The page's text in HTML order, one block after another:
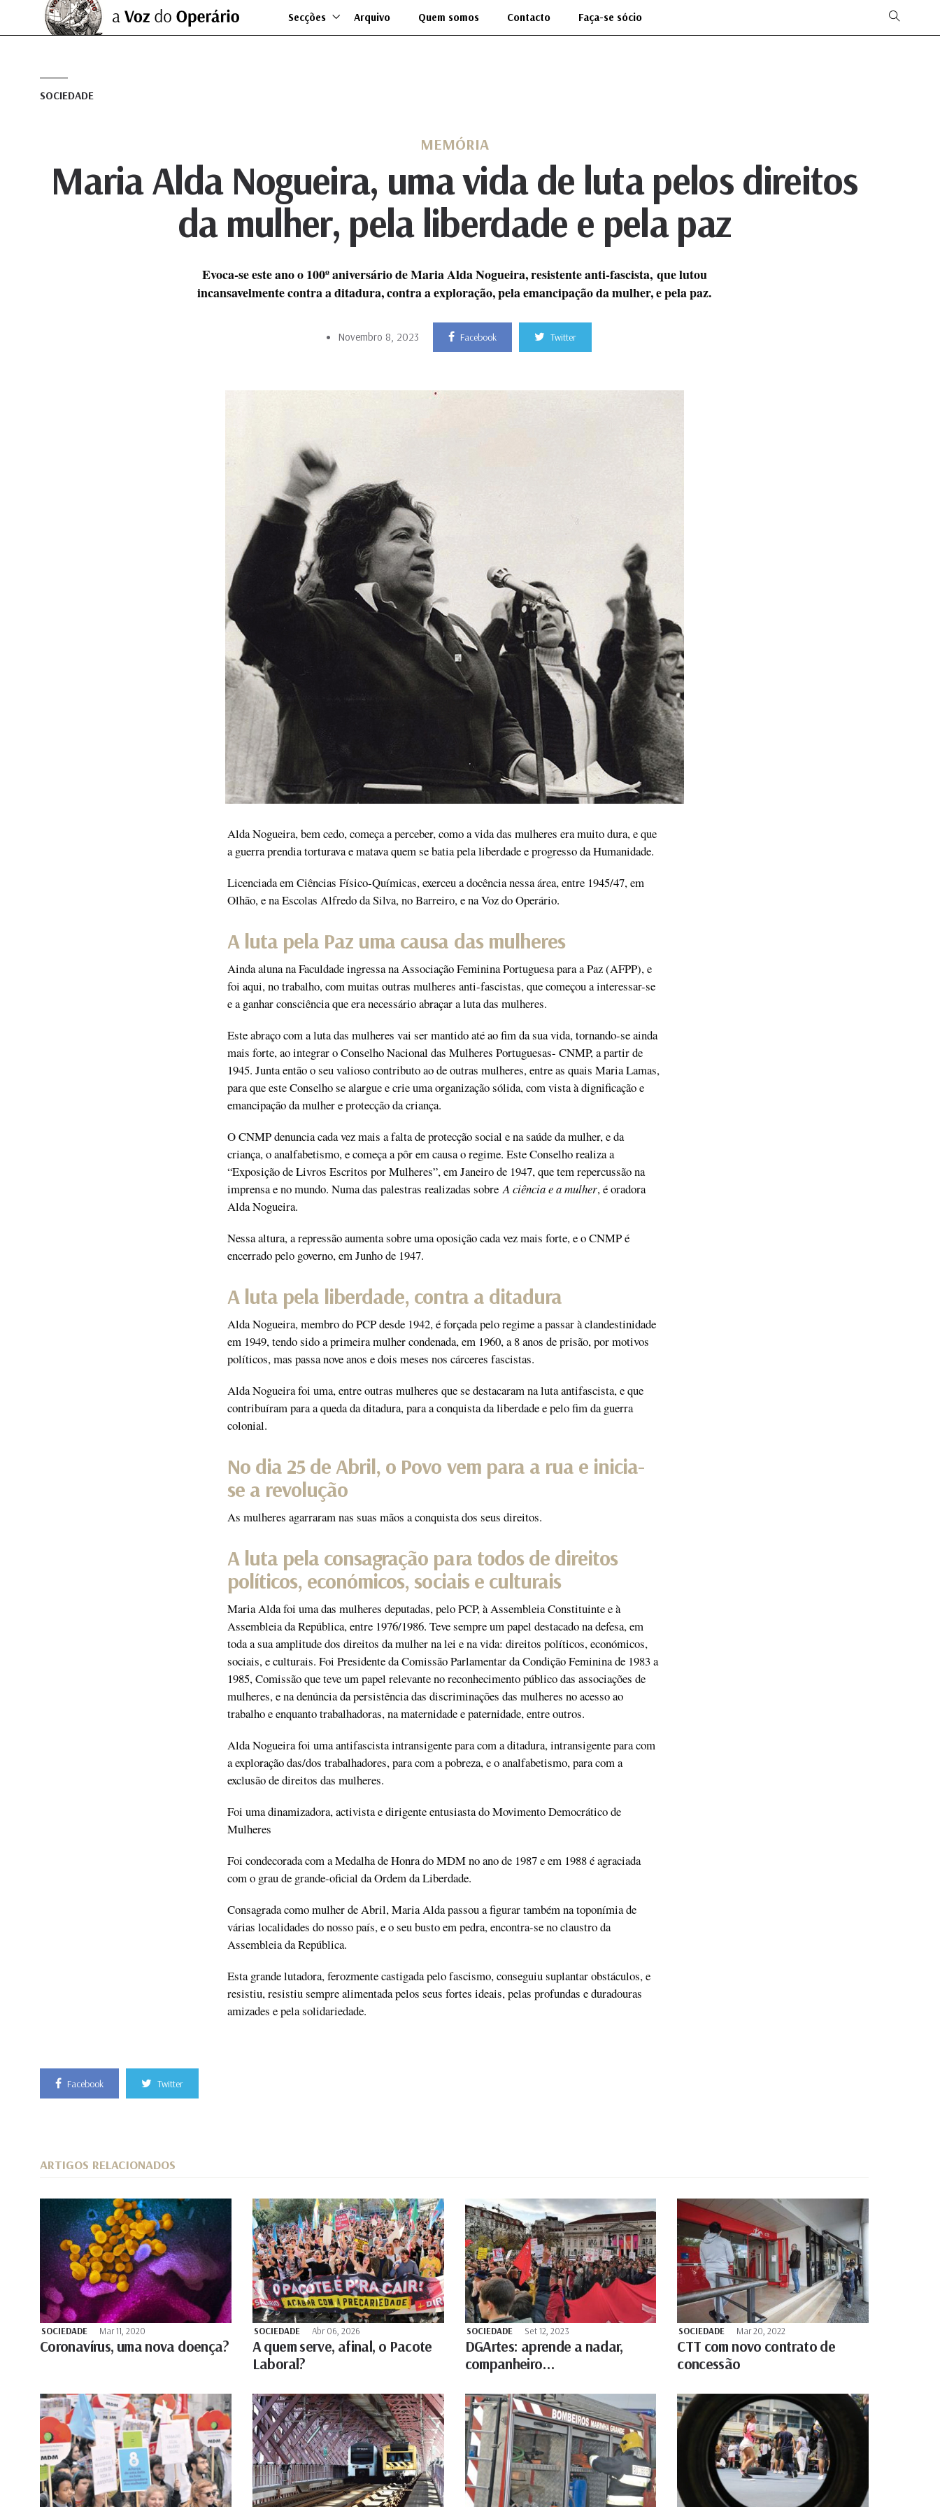
Secções Arquivo Quem somos Contacto Faça-se sócio
SOCIEDADE
MEMÓRIA
Maria Alda Nogueira, uma vida de luta pelos direitos
da mulher, pela liberdade e pela paz
Evoca-se este ano o 100º aniversário de Maria Alda Nogueira, resistente anti-fascista, que lutou
incansavelmente contra a ditadura, contra a exploração, pela emancipação da mulher, e pela paz.
Novembro 8, 2023 Facebook Twitter
Alda Nogueira, bem cedo, começa a perceber, como a vida das mulheres era muito dura, e que
a guerra prendia torturava e matava quem se batia pela liberdade e progresso da Humanidade.
Licenciada em Ciências Físico-Químicas, exerceu a docência nessa área, entre 1945/47, em
Olhão, e na Escolas Alfredo da Silva, no Barreiro, e na Voz do Operário.
A luta pela Paz uma causa das mulheres
Ainda aluna na Faculdade ingressa na Associação Feminina Portuguesa para a Paz (AFPP), e
foi aqui, no trabalho, com muitas outras mulheres anti-fascistas, que começou a interessar-se
e a ganhar consciência que era necessário abraçar a luta das mulheres.
Este abraço com a luta das mulheres vai ser mantido até ao fim da sua vida, tornando-se ainda
mais forte, ao integrar o Conselho Nacional das Mulheres Portuguesas- CNMP, a partir de
1945. Junta então o seu valioso contributo ao de outras mulheres, entre as quais Maria Lamas,
para que este Conselho se alargue e crie uma organização sólida, com vista à dignificação e
emancipação da mulher e protecção da criança.
O CNMP denuncia cada vez mais a falta de protecção social e na saúde da mulher, e da
criança, o analfabetismo, e começa a pôr em causa o regime. Este Conselho realiza a
“Exposição de Livros Escritos por Mulheres”, em Janeiro de 1947, que tem repercussão na
imprensa e no mundo. Numa das palestras realizadas sobreA ciência e a mulher, é oradora
Alda Nogueira.
Nessa altura, a repressão aumenta sobre uma oposição cada vez mais forte, e o CNMP é
encerrado pelo governo, em Junho de 1947.
A luta pela liberdade, contra a ditadura
Alda Nogueira, membro do PCP desde 1942, é forçada pelo regime a passar à clandestinidade
em 1949, tendo sido a primeira mulher condenada, em 1960, a 8 anos de prisão, por motivos
políticos, mas passa nove anos e dois meses nos cárceres fascistas.
Alda Nogueira foi uma, entre outras mulheres que se destacaram na luta antifascista, e que
contribuíram para a queda da ditadura, para a conquista da liberdade e pelo fim da guerra
colonial.
No dia 25 de Abril, o Povo vem para a rua e inicia-
se a revolução
As mulheres agarraram nas suas mãos a conquista dos seus direitos.
A luta pela consagração para todos de direitos
políticos, económicos, sociais e culturais
Maria Alda foi uma das mulheres deputadas, pelo PCP, à Assembleia Constituinte e à
Assembleia da República, entre 1976/1986. Teve sempre um papel destacado na defesa, em
toda a sua amplitude dos direitos da mulher na lei e na vida: direitos políticos, económicos,
sociais, e culturais. Foi Presidente da Comissão Parlamentar da Condição Feminina de 1983 a
1985, Comissão que teve um papel relevante no reconhecimento público das associações de
mulheres, e na denúncia da persistência das discriminações das mulheres no acesso ao
trabalho e enquanto trabalhadoras, na maternidade e paternidade, entre outros.
Alda Nogueira foi uma antifascista intransigente para com a ditadura, intransigente para com
a exploração das/dos trabalhadores, para com a pobreza, e o analfabetismo, para com a
exclusão de direitos das mulheres.
Foi uma dinamizadora, activista e dirigente entusiasta do Movimento Democrático de
Mulheres
Foi condecorada com a Medalha de Honra do MDM no ano de 1987 e em 1988 é agraciada
com o grau de grande-oficial da Ordem da Liberdade.
Consagrada como mulher de Abril, Maria Alda passou a figurar também na toponímia de
várias localidades do nosso país, e o seu busto em pedra, encontra-se no claustro da
Assembleia da República.
Esta grande lutadora, ferozmente castigada pelo fascismo, conseguiu suplantar obstáculos, e
resistiu, resistiu sempre alimentada pelos seus fortes ideais, pelas profundas e duradouras
amizades e pela solidariedade.
Facebook Twitter
ARTIGOS RELACIONADOS
SOCIEDADE Mar 11, 2020
Coronavírus, uma nova doença?
SOCIEDADE Abr 06, 2026
A quem serve, afinal, o Pacote
Laboral?
SOCIEDADE Set 12, 2023
DGArtes: aprende a nadar,
companheiro…
SOCIEDADE Mar 20, 2022
CTT com novo contrato de
concessão